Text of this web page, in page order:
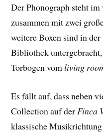
Der Phonograph steht
zusammen mit zwei
weitere Boxen sind in
Bibliothek
Torbogen vomliving
Es fällt auf, dass neben
Collection auf der Finca
klassische